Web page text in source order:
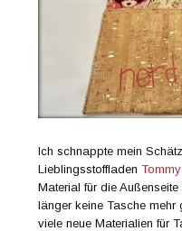
Ich schnappte mein
Lieblingsstoffladen
Material für die
länger keine Tasche mehr
viele neue Materialien für